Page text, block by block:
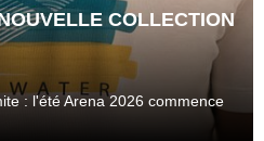
COLLECTION
: l'été Arena 2026 commence